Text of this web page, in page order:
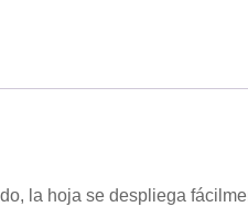
la hoja se despliega